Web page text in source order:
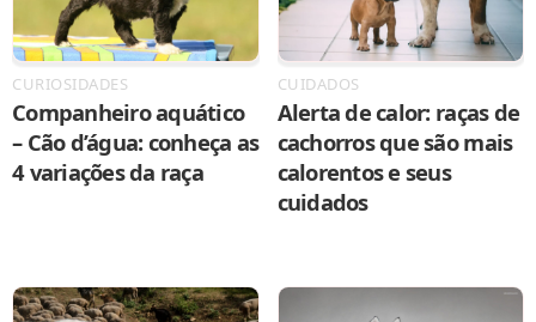
CURIOSIDADES
Companheiro aquático
– Cão d’água: conheça as
4 variações da raça
CUIDADOS
Alerta de calor: raças de
cachorros que são mais
calorentos e seus
cuidados